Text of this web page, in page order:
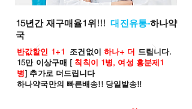
15년간 재구매율1위!!!대진유통-하나약
국
반값할인 1+1 조건없이 하나+ 더 드립니다.
15만 이상구매 [ 칙칙이 1병, 여성 흥분제1
병] 추가로 더드립니다
하나약국만의 빠른배송!! 당일발송!!